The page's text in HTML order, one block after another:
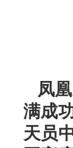
凤
满成
天员